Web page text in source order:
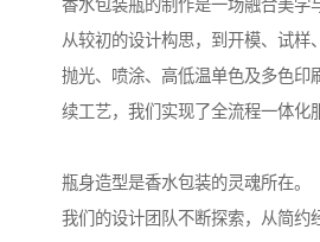
香水包装瓶的制作是一场融合美学
从较初的设计构思，到开模、试样
抛光、喷涂、高低温单色及多色印
续工艺，我们实现了全流程一体化
瓶身造型是香水包装的灵魂所在。
我们的设计团队不断探索，从简约